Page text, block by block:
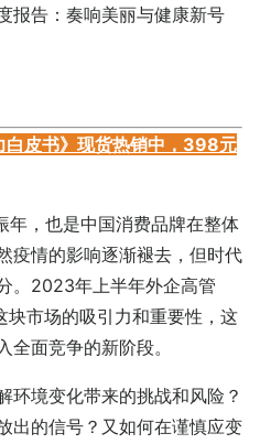
报告：奏响美丽与健康新号
白皮书》现货热销中，398元
，也是中国消费品牌在整体
疫情的影响逐渐褪去，但时代
。2023年上半年外企高管
块市场的吸引力和重要性，这
面竞争的新阶段。
环境变化带来的挑战和风险？
出的信号？又如何在谨慎应变